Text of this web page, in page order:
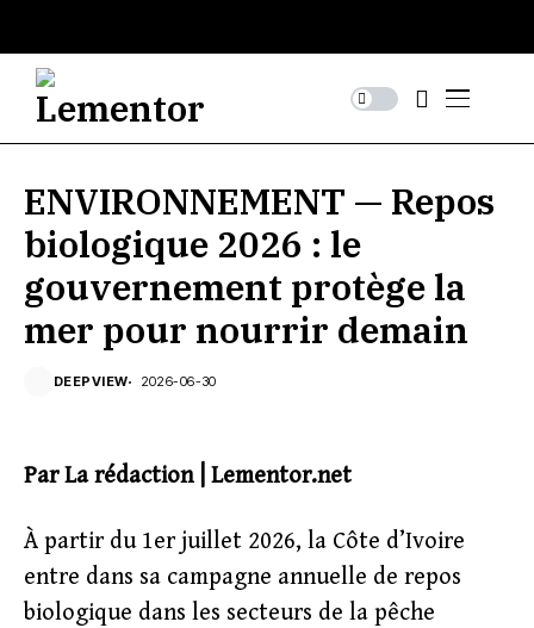
ENVIRONNEMENT — Repos
biologique 2026 : le
gouvernement protège la
mer pour nourrir demain
DEEPVIEW 2026-06-30
Par La rédaction | Lementor.net
À partir du 1er juillet 2026, la Côte d’Ivoire
entre dans sa campagne annuelle de repos
biologique dans les secteurs de la pêche